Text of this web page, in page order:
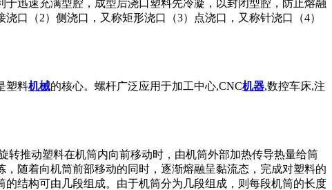
于迅速充满型腔，成型后浇口塑料先冷凝，以封闭型腔，防止熔融
口（2）侧浇口，又称矩形浇口（3）点浇口，又称针浇口（4）
塑料机械的核心。螺杆广泛应用于加工中心,CNC机器,数控车床,注
推动塑料在机筒内向前移动时，由机筒外部加热传导热量给筒
随着向机筒前部移动的同时，逐渐熔融呈黏流态，完成对塑料的
结构可由几段组成。由于机筒分为几段组成，则每段机筒的长度